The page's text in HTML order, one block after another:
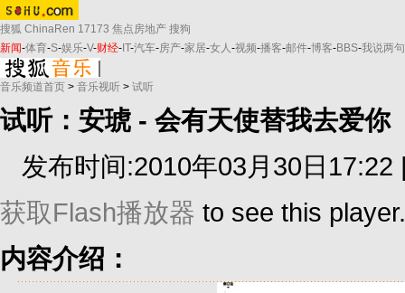
搜狐 ChinaRen 17173 焦点房地产 搜狗
新闻-体育-S-娱乐-V-财经- IT-汽车-房产-家居-女人-视频-播客-邮件-博客-BBS-我说两句
音乐频道首页 > 音乐视听 > 试听
试听：安琥 - 会有天使替我去爱你
发布时间:2010年03月30日
获取Flash播放器 to see this player.
内容介绍：